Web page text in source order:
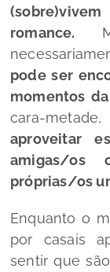
romance.
pode ser
momentos
cara-metade,
aproveitar
amigas/os
próprias/os
Enquanto o
por casais
sentir que